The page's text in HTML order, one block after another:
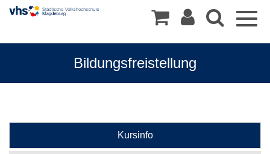
Bildungsfreistellung
Kursinfo